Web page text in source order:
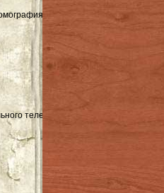
позволяет визуализировать
телефона.